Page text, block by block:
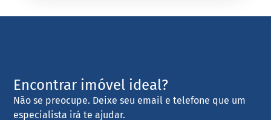
Encontrar imóvel ideal?
Não se preocupe. Deixe seu email e telefone que um
especialista irá te ajudar.